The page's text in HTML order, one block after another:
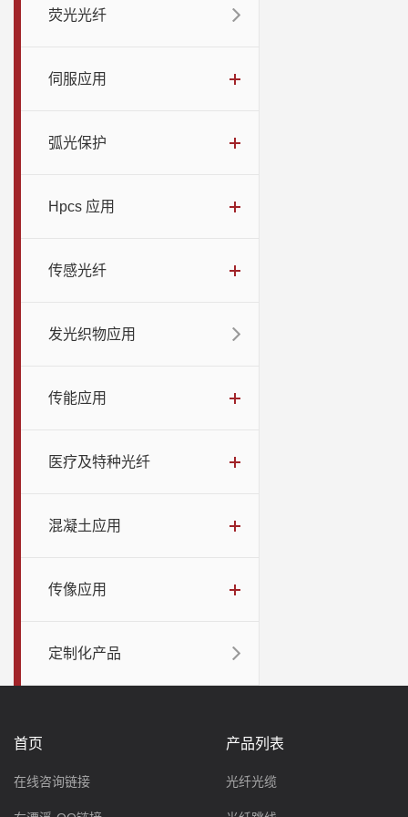
荧光光纤
伺服应用
弧光保护
Hpcs 应用
传感光纤
发光织物应用
传能应用
医疗及特种光纤
混凝土应用
传像应用
定制化产品
首页
在线咨询链接
产品列表
光纤光缆